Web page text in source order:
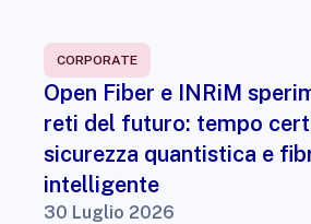
CORPORATE
Open Fiber e INRiM
reti del futuro: tempo
sicurezza quantistica e
intelligente
30 Luglio 2026